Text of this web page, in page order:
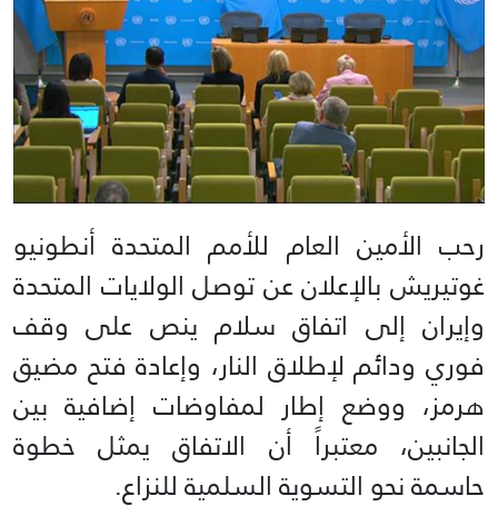
رحب الأمين العام للأمم المتحدة أنطونيو
غوتيريش بالإعلان عن توصل الولايات المتحدة
وإيران إلى اتفاق سلام ينص على وقف
فوري ودائم لإطلاق النار، وإعادة فتح مضيق
هرمز، ووضع إطار لمفاوضات إضافية بين
الجانبين، معتبراً أن الاتفاق يمثل خطوة
حاسمة نحو التسوية السلمية للنزاع.